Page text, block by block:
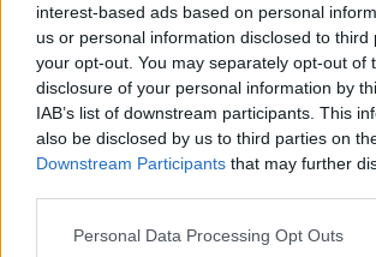
interest-based ads based on personal
us or personal information disclosed to third
your opt-out. You may separately opt-out of
disclosure of your personal information by
IAB’s list of downstream participants. This
also be disclosed by us to third parties on
Downstream Participants that may further
Please note that this website/app uses one
Personal Data Processing Opt Outs
ΠΩΣ δινουν αδειαν κυκλοφοριας τα -
περιπτωσεις ''μη μου αγγιχτα'' ΚΤΕΟ -
ΑΠΟΛΥΤΩΣ ΕΠΙΚΙΝΔΥΝΑ
Απαντήστε